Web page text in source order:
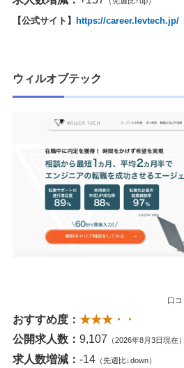
【公式サイト】 https://career.levtech.jp/
ウィルオブテック
口コ
おすすめ度： ★★★・・
公開求人数： 9,107 （2026年8月3日現在）
求人数増減： -14 （先週比↓down）